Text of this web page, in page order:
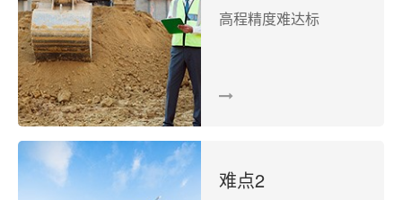
高程精度难达标
难点2